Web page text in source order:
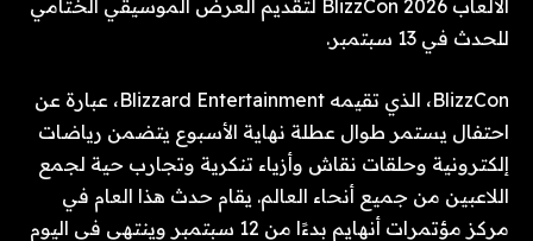
الألعاب BlizzCon 2026 لتقديم العرض الموسيقي الختامي
للحدث في 13 سبتمبر.
BlizzCon، الذي تقيمه Blizzard Entertainment، عبارة عن
احتفال يستمر طوال عطلة نهاية الأسبوع يتضمن رياضات
إلكترونية وحلقات نقاش وأزياء تنكرية وتجارب حية لجمع
اللاعبين من جميع أنحاء العالم. يقام حدث هذا العام في
مركز مؤتمرات أنهايم بدءًا من 12 سبتمبر وينتهي في اليوم